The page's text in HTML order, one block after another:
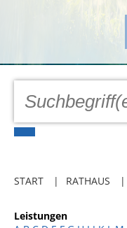
START RATHAUS
Leistungen